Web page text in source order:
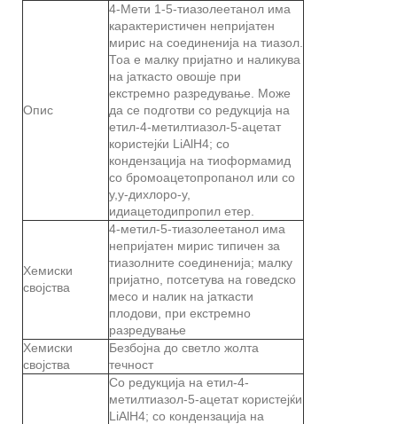
Опис
4-Мети 1-5-тиазолеетанол има
карактеристичен непријатен
мирис на соединенија на тиазол.
Тоа е малку пријатно и наликува
на јаткасто овошје при
екстремно разредување. Може
да се подготви со редукција на
етил-4-метилтиазол-5-ацетат
користејќи LiAlH4; со
кондензација на тиоформамид
со бромоацетопропанол или со
y,y-дихлоро-y,
идиацетодипропил етер.
Хемиски
својства
4-метил-5-тиазолеетанол има
непријатен мирис типичен за
тиазолните соединенија; малку
пријатно, потсетува на говедско
месо и налик на јаткасти
плодови, при екстремно
разредување
Хемиски
својства
Безбојна до светло жолта
течност
Со редукција на етил-4-
метилтиазол-5-ацетат користејќи
LiAlH4; со кондензација на